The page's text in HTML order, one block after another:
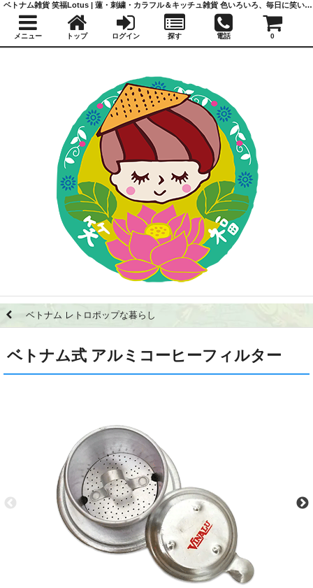
ベトナム レトロポップな暮らし
ベトナム式 アルミコーヒーフィルター
ベトナム雑貨 笑福Lotus | 蓮・刺繍・カラフル＆キッチュ雑貨 色いろいろ、毎日に笑いと福を
メニュー トップ ログイン 探す 電話 0